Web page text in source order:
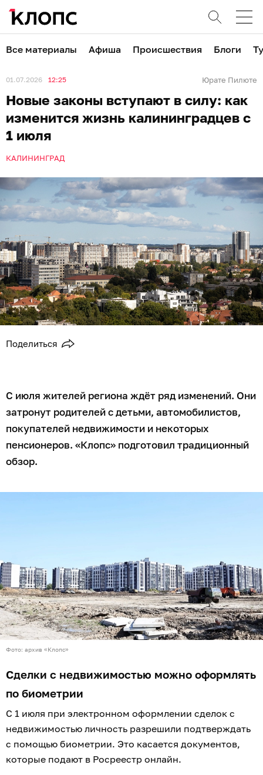
Все материалы Афиша Происшествия Блоги
01.07.2026 12:25 Юрате Пилюте
Новые законы вступают в силу: как
изменится жизнь калининградцев с
1 июля
КАЛИНИНГРАД
Поделиться
С июля жителей региона ждёт ряд изменений. Они
затронут родителей с детьми, автомобилистов,
покупателей недвижимости и некоторых
пенсионеров. «Клопс» подготовил традиционный
обзор.
Фото: архив «Клопс»
Сделки с недвижимостью можно оформлять
по биометрии
С 1 июля при электронном оформлении сделок с
недвижимостью личность разрешили подтверждать
с помощью биометрии. Это касается документов,
которые подают в Росреестр онлайн.